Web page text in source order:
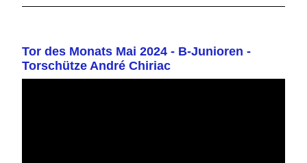
Tor des Monats Mai 2024 - B-Junioren -
Torschütze André Chiriac